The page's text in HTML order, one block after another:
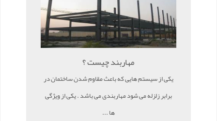
مهاربند چیست ؟
یکی از سیستم هایی که باعث مقاوم شدن ساختمان در
برابر زلزله می شود مهاربندی می باشد . یکی از ویژگی
ها ...